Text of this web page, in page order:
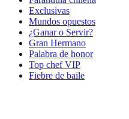
Exclusivas
Mundos opuestos
¿Ganar o Servir?
Gran Hermano
Palabra de honor
Top chef VIP
Fiebre de baile